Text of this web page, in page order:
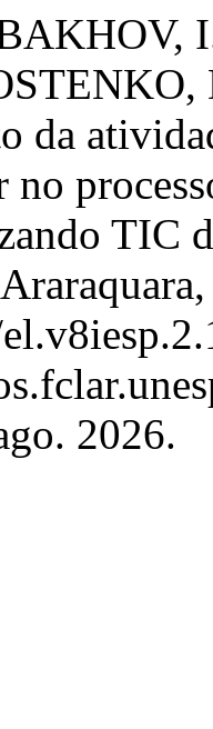
da
TIC
2026.